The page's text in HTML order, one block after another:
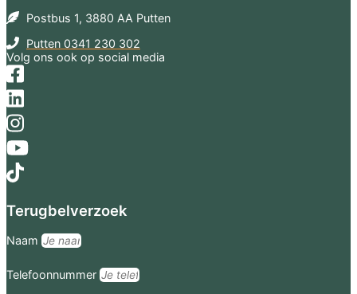
Postbus 1, 3880 AA Putten
Putten 0341 230 302
Volg ons ook op social media
Terugbelverzoek
Naam
Telefoonnummer